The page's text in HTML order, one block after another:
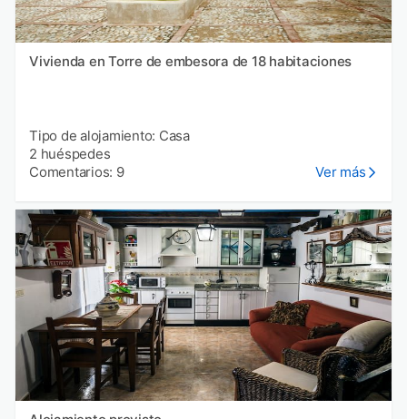
Vivienda en Torre de embesora de 18 habitaciones
Tipo de alojamiento: Casa
2 huéspedes
Comentarios: 9
Ver más